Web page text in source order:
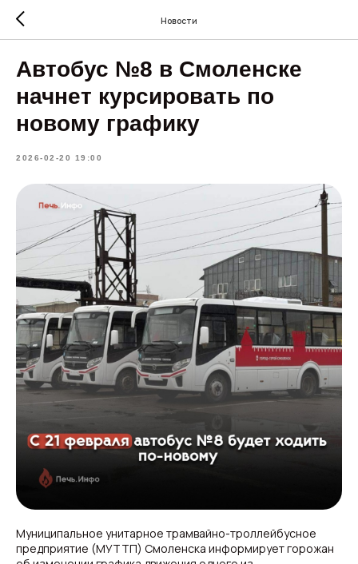
Новости
Автобус №8 в Смоленске
начнет курсировать по
новому графику
2026-02-20 19:00
Муниципальное унитарное трамвайно-троллейбусное
предприятие (МУТТП) Смоленска информирует горожан